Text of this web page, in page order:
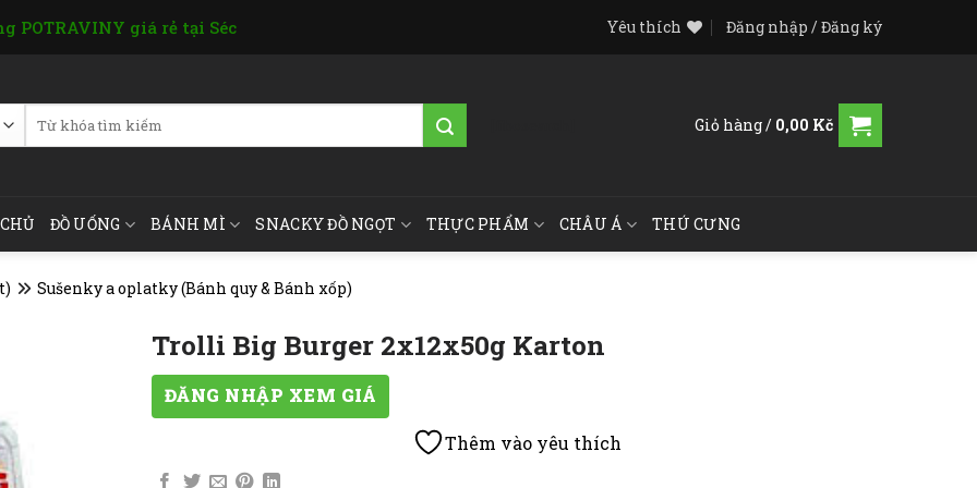
POTRAVINY giá rẻ tại Séc Yêu thích Đăng nhập / Đăng ký
kiếm:
Giỏ hàng / 0,00 Kč
ĐỒ UỐNG BÁNH MÌ SNACKY ĐỒ NGỌT THỰC PHẨM CHÂU Á THÚ CƯNG
Sušenky a oplatky (Bánh quy & Bánh xốp)
Trolli Big Burger 2x12x50g Karton
ĐĂNG NHẬP XEM GIÁ
Thêm vào yêu thích